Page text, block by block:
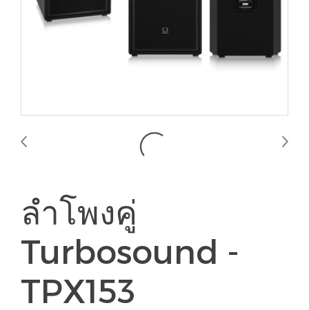
ลำโพงคู่
Turbosound -
TPX153